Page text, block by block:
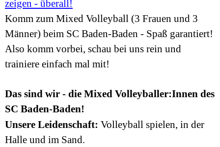
zeigen - überall!
Komm zum Mixed Volleyball (3 Frauen und 3
Männer) beim SC Baden-Baden - Spaß garantiert!
Also komm vorbei, schau bei uns rein und
trainiere einfach mal mit!
Das sind wir - die Mixed Volleyballer:Innen des
SC Baden-Baden!
Unsere Leidenschaft: Volleyball spielen, in der
Halle und im Sand.